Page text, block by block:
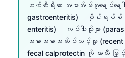
ဘက်တီးရီးယား အစာအိမ်အူရောင်ရော
gastroenteritis)၊ ဗိုင်းရပ်စ် အူ
enteritis)၊ ကပ်ပါးပိုးများ
အစားအစာအဆိပ်သင့်မှု (recent
fecal calprotectin ကို ယာယီ မ